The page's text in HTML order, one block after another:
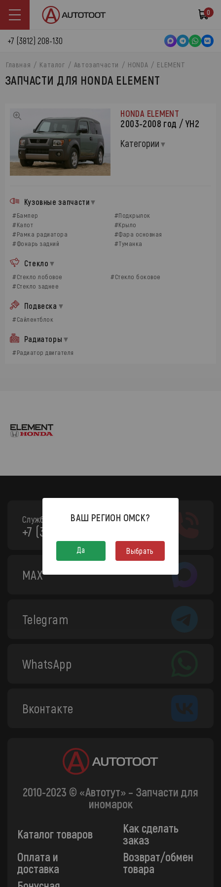
0
+7 (3812) 208-130
Главная Каталог Автозапчасти HONDA ELEMENT
ЗАПЧАСТИ ДЛЯ HONDA ELEMENT
HONDA ELEMENT
2003-2008 год / YH2
Категории
Кузовные запчасти
#Бампер
#Подкрылок
#Капот
#Крыло
#Рамка радиатора
#Фара основная
#Фонарь задний
#Туманка
Стекло
#Стекло лобовое
#Стекло боковое
#Стекло заднее
Подвеска
#Сайлентблок
Радиаторы
#Радиатор двигателя
Служба поддержки:
+7 (3812) 208-130
MAX
Telegram
WhatsApp
Вконтакте
2010-2023 © «Автотут» – Запчасти для
иномарок
Каталог товаров
Как сделать
заказ
Оплата и
доставка
Возврат/обмен
товара
ВАШ РЕГИОН ОМСК?
Да Выбрать